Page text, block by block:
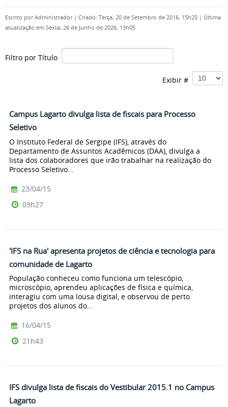
Escrito porAdministrador | Criado: Terça, 20 de Setembro de 2016, 15h25 | Última
atualização em Sexta, 26 de Junho de 2026, 13h05
Filtro por Título
Exibir #
Campus Lagarto divulga lista de fiscais para Processo
Seletivo
O Instituto Federal de Sergipe (IFS), através do
Departamento de Assuntos Acadêmicos (DAA), divulga a
lista dos colaboradores que irão trabalhar na realização do
Processo Seletivo...
23/04/15
09h27
'IFS na Rua' apresenta projetos de ciência e tecnologia para
comunidade de Lagarto
População conheceu como funciona um telescópio,
microscópio, aprendeu aplicações de física e química,
interagiu com uma lousa digital, e observou de perto
projetos dos alunos do...
16/04/15
21h43
IFS divulga lista de fiscais do Vestibular 2015.1 no Campus
Lagarto